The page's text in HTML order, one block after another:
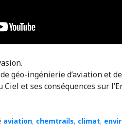
géo-ingénierie d’aviation et
et ses conséquences sur
aviation, chemtrails, climat,